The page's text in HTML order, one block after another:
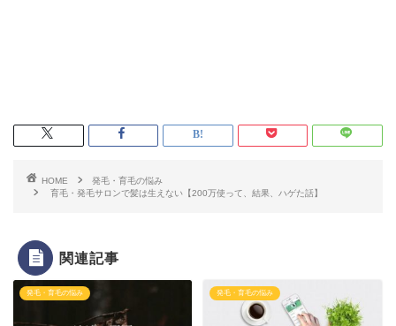
HOME
発毛・育毛の悩み
育毛・発毛サロンで髪は生えない【200万使って、結果、ハゲた話】
関連記事
発毛・育毛の悩み 発毛・育毛の悩み